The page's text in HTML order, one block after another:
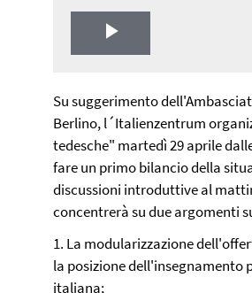
Play
Video
Su suggerimento
Berlino, l´Italienzentrum
tedesche" martedì 29 aprile
fare un primo bilancio della
discussioni introduttive al
concentrerà su due argomenti
1. La modularizzazione
la posizione dell'insegnamento
italiana;